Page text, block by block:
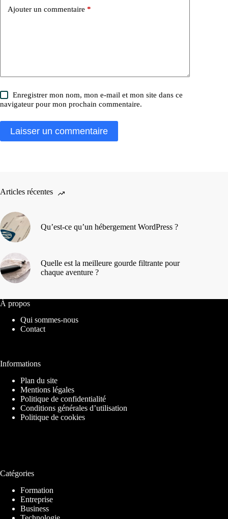
Ajouter un commentaire *
Enregistrer mon nom, mon e-mail et mon site dans ce
navigateur pour mon prochain commentaire.
Laisser un commentaire
Articles récentes
Qu’est-ce qu’un hébergement WordPress ?
Quelle est la meilleure gourde filtrante pour
chaque aventure ?
À propos
Qui sommes-nous
Contact
Informations
Plan du site
Mentions légales
Politique de confidentialité
Conditions générales d’utilisation
Politique de cookies
Catégories
Formation
Entreprise
Business